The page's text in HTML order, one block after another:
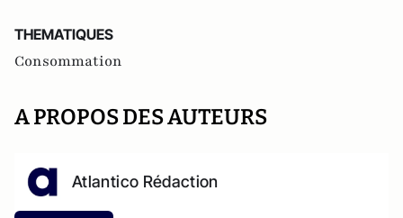
THEMATIQUES
Consommation
A PROPOS DES AUTEURS
Atlantico Rédaction